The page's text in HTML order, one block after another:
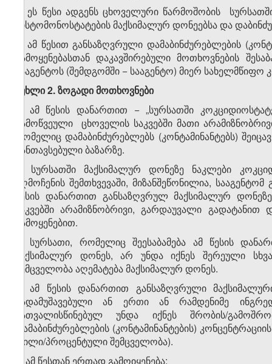
2. ეს წესი ადგენს ცხოველური წარმოშობის
ჰისტომონოსტატების მაქსიმალურ დონეებსა და
3. ამ წესით განსაზღვრული დამაბინძურებლების
გამოყენებასთან დაკავშირებული მოთხოვნების
სააგენტოს (შემდგომში − სააგენტო) მიერ
მუხლი 2. ზოგადი მოთხოვნები
1. ამ წესის დანართით − „სურსათში
გამოწვეული ცხოველის საკვებში მათი
რომელიც დამაბინძურებლებს (კონტამინანტებს)
განთავსებული ბაზარზე.
2. სურსათში მაქსიმალურ დონეზე ნაკლები
აღმოჩენის შემთხვევაში, მიზანშეწონილია,
წესის დანართით განსაზღვრულ მაქსიმალურ
საკვებში არამიზნობრივი, გარდაუვალი
გამოყენებით.
3. სურსათი, რომელიც შეესაბამება ამ წესის
მაქსიმალურ დონეს, არ უნდა იქნეს შერეული
შემცველობა აღემატება მაქსიმალურ დონეს.
4. ამ წესის დანართით განსაზღვრული
გადამუშავებული ან ერთი ან რამდენიმე
გათვალისწინებულ უნდა იქნეს შრობის/
დამაბინძურებლების (კონტამინანტების)
(წილი/პროცენტული შემცველობა).
5. ამ წესთან ერთად გამოიყენება: